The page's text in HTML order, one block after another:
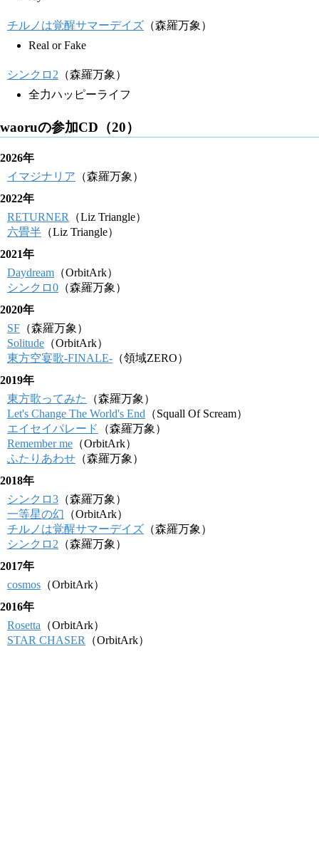
チルノは覚醒サマーデイズ （森羅万象）
Real or Fake
シンクロ2 （森羅万象）
全力ハッピーライフ
waoruの参加CD（20）
2026年
イマジナリア （森羅万象）
2022年
RETURNER
（Liz Triangle）
六畳半 （Liz Triangle）
2021年
Daydream （OrbitArk）
シンクロ0 （森羅万象）
2020年
SF （森羅万象）
Solitude （OrbitArk）
東方空宴歌-FINALE- （領域ZERO）
2019年
東方歌ってみた
（森羅万象）
Let's Change The World's End （Squall Of Scream）
エイセイパレード
（森羅万象）
Remember me （OrbitArk）
ふたりあわせ （森羅万象）
2018年
シンクロ3 （森羅万象）
一等星の幻 （OrbitArk）
チルノは覚醒サマーデイズ （森羅万象）
シンクロ2 （森羅万象）
2017年
cosmos （OrbitArk）
2016年
Rosetta （OrbitArk）
STAR CHASER
（OrbitArk）